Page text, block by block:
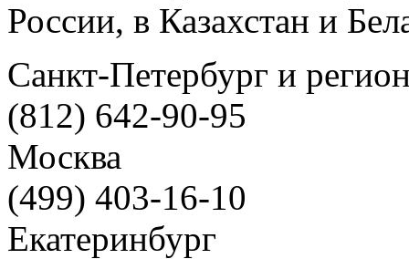
России, в Казахстан и
Санкт-Петербург и
(812) 642-90-95
Москва
(499) 403-16-10
Екатеринбург